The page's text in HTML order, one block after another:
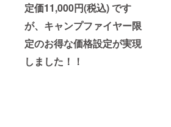
定価11,000円(税込) です
が、キャンプファイヤー限
定のお得な価格設定が実現
しました！！